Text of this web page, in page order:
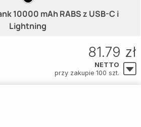
10000 mAh RABS z USB-C i
Lightning
81.79 zł
NETTO
przy zakupie 100 szt.